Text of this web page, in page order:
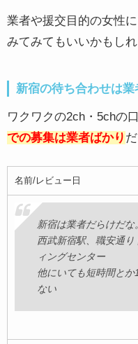
業者や援交目的の女性
みてみてもいいかもしれ
新宿の待ち合わせは業
ワクワクの2ch・5chの
での募集は業者ばかり
名前/レビュー日
新宿は業者だらけだな。
西武新宿駅、職安通
ィングセンター
他にいても短時間と
ない